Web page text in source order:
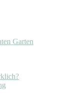
Garten